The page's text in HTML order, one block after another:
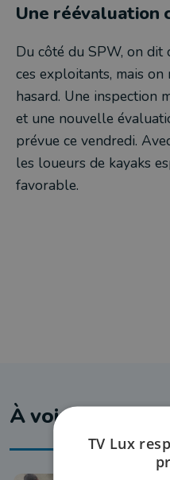
Une réévaluation
Du côté du SPW, on dit
ces exploitants, mais
hasard. Une inspection
et une nouvelle
prévue ce vendredi.
les loueurs de kayaks
favorable.
À voir aussi
TV Lux